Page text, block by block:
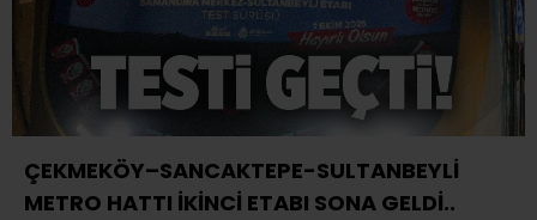
ÇEKMEKÖY–SANCAKTEPE-SULTANBEYLİ
METRO HATTI İKİNCİ ETABI SONA GELDİ..